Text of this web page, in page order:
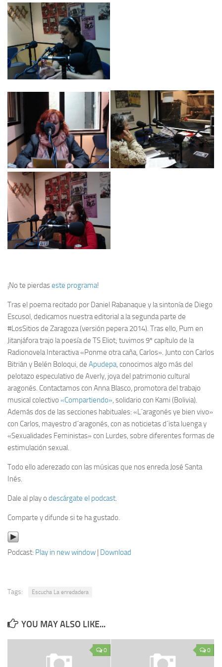
¡No te pierdaseste programa!
Tras el poema recitado por Daniel Rabanaque y la sintonía de Diego
Escusol, dedicamos nuestra editorial a la segunda parte de
#LosSitios de Zaragoza (versión pepera 2014). Tras ello, Pum en
Jitanjáfora trajo la poesía de TS Eliot; tuvimos 9º capítulo de la
Radionovela Interactiva «Ponme otra caña, Carlos». Junto con Carlos
Bitrián y Belén Boloqui, de Apudepa, conocimos algo más del
pelotazo especulativo de Averly, joya del patrimonio cultural
aragonés. Contactamos con Anna Blasco, promotora del trabajo
musical colectivo «Compartiendo», solidario con Kami (Bolivia).
Además dos de las secciones habituales: «L´aragonés ye bien vivo»
con Carlos, mayestro d´aragonés, con as noticietas d´ista luenga y
«Sexualidades Feministas» con Lurdes, sobre diferentes formas de
estimulación sexual.
Todo ello aderezado con las músicas que nos enreda José Santa
Inés.
Dale al play o descárgate el podcast.
Comparte y difunde si te ha gustado.
Podcast: Play in new window | Download
Tags: Escucha La enredadera
YOU MAY ALSO LIKE...
0 0